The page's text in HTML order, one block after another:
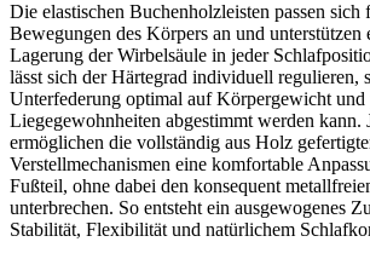
Die elastischen Buchenholzleisten passen sich
Bewegungen des Körpers an und unterstützen
Lagerung der Wirbelsäule in jeder
lässt sich der Härtegrad individuell regulieren,
Unterfederung optimal auf Körpergewicht und
Liegegewohnheiten abgestimmt werden kann.
ermöglichen die vollständig aus Holz
Verstellmechanismen eine komfortable
Fußteil, ohne dabei den konsequent
unterbrechen. So entsteht ein ausgewogenes
Stabilität, Flexibilität und natürlichem